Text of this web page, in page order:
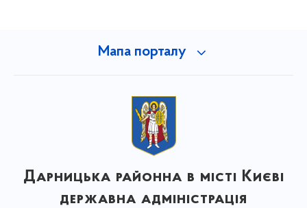
Мапа порталу
Дарницька районна в місті Києві
державна адміністрація